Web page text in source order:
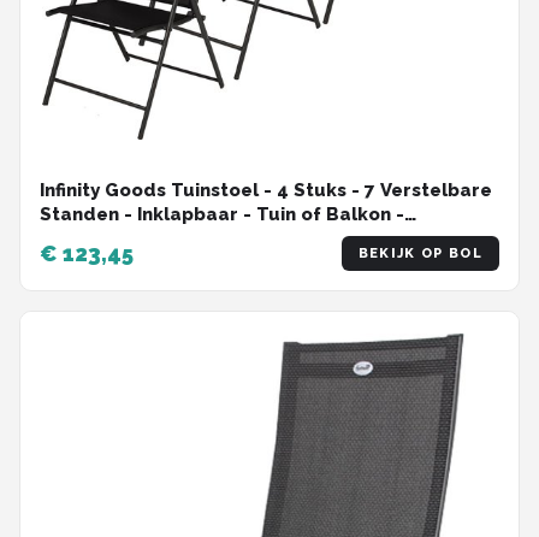
Infinity Goods Tuinstoel - 4 Stuks - 7 Verstelbare
Standen - Inklapbaar - Tuin of Balkon -
Weerbestendig - Textileen - Zwart
€ 123,45 BEKIJK OP BOL